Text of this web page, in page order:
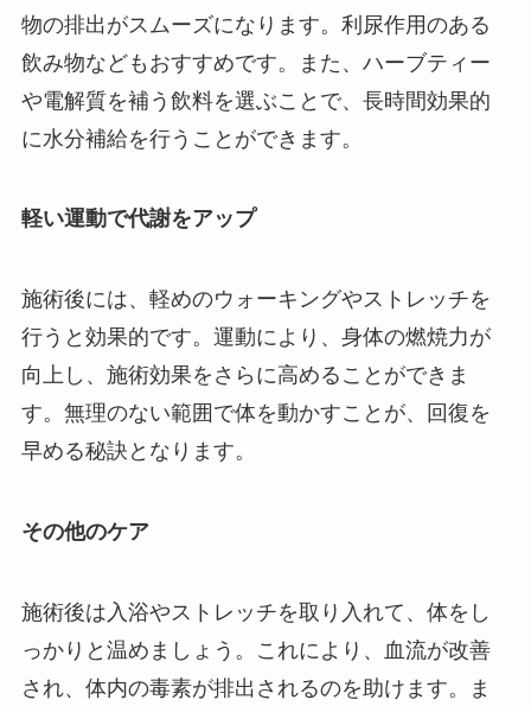
物の排出がスムーズになります。利尿作用のある
飲み物などもおすすめです。また、ハーブティー
や電解質を補う飲料を選ぶことで、長時間効果的
に水分補給を行うことができます。
軽い運動で代謝をアップ
施術後には、軽めのウォーキングやストレッチを
行うと効果的です。運動により、身体の燃焼力が
向上し、施術効果をさらに高めることができま
す。無理のない範囲で体を動かすことが、回復を
早める秘訣となります。
その他のケア
施術後は入浴やストレッチを取り入れて、体をし
っかりと温めましょう。これにより、血流が改善
され、体内の毒素が排出されるのを助けます。ま